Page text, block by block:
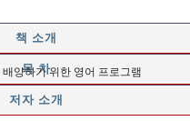
책 소개
목 차
저자 소개
양하기 위한 영어 프로그램